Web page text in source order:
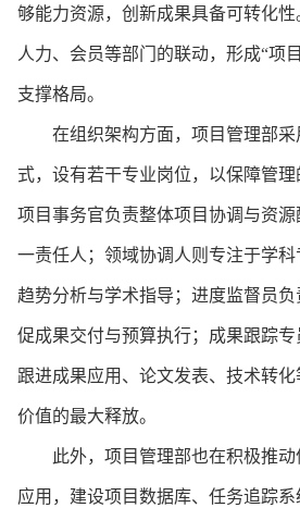
够能力资源，创新成果具备可转化性
人力、会员等部门的联动，形成“项
支撑格局。
在组织架构方面，项目管理部
式，设有若干专业岗位，以保障管理
项目事务官负责整体项目协调与资
一责任人；领域协调人则专注于学
趋势分析与学术指导；进度监督员
促成果交付与预算执行；成果跟踪
跟进成果应用、论文发表、技术转
价值的最大释放。
此外，项目管理部也在积极推
应用，建设项目数据库、任务追踪